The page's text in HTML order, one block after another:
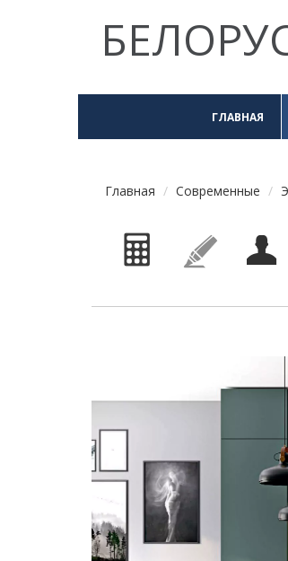
ГЛАВНАЯ
Главная Современные